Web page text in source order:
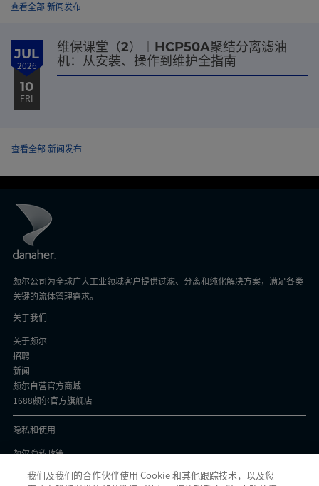
查看全部 新闻发布
JUL
2026
10
FRI
维保课堂（2）︱HCP50A聚结分离滤油
机：从安装、操作到维护全指南
查看全部 新闻发布
颇尔公司为全球广大工业领域客户提供过滤、分离和纯化解决方案，满足各类
关键的流体管理需求。
关于我们
关于颇尔
招聘
新闻
颇尔自营官方商城
1688颇尔官方旗舰店
隐私和使用
颇尔隐私政策
隐私与协议
我们及我们的合作伙伴使用 Cookie 和其他跟踪技术，以及您